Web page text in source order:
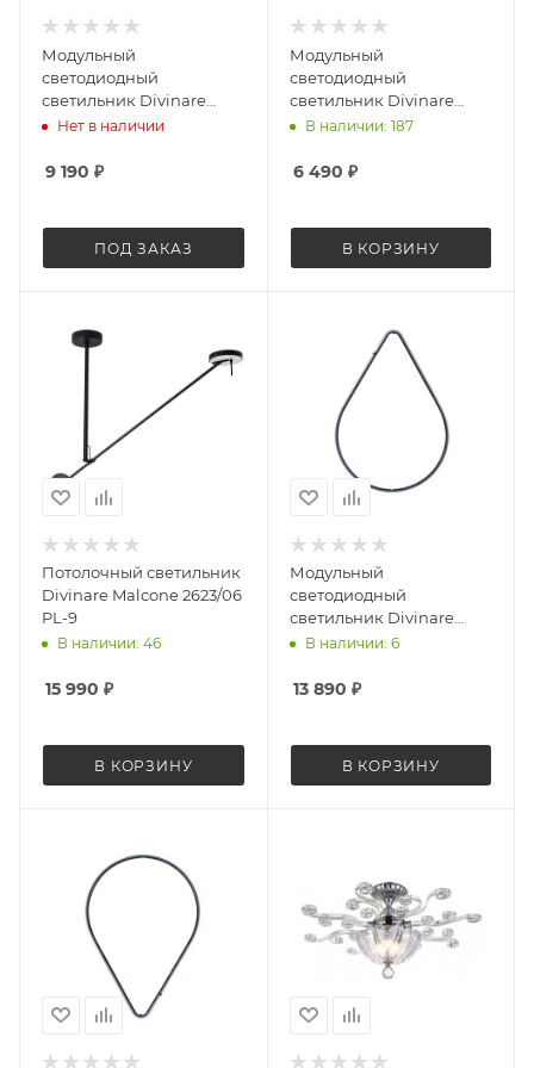
Модульный
светодиодный
светильник Divinare
Formica 1904/06 SP-13
Нет в наличии
9 190 ₽
ПОД ЗАКАЗ
Модульный
светодиодный
светильник Divinare
Formica 1908/06 SP-13
В наличии: 187
6 490 ₽
В КОРЗИНУ
Потолочный светильник
Divinare Malcone 2623/06
PL-9
В наличии: 46
15 990 ₽
В КОРЗИНУ
Модульный
светодиодный
светильник Divinare
Formica 1905/06 SP-19
В наличии: 6
13 890 ₽
В КОРЗИНУ